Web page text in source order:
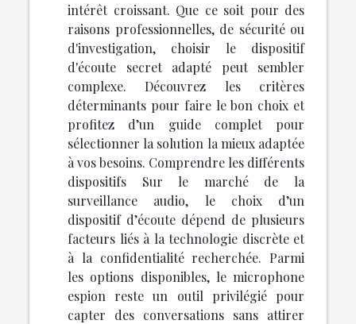
intérêt croissant. Que ce soit pour des
raisons professionnelles, de sécurité ou
d'investigation, choisir le dispositif
d'écoute secret adapté peut sembler
complexe. Découvrez les critères
déterminants pour faire le bon choix et
profitez d’un guide complet pour
sélectionner la solution la mieux adaptée
à vos besoins. Comprendre les différents
dispositifs Sur le marché de la
surveillance audio, le choix d’un
dispositif d’écoute dépend de plusieurs
facteurs liés à la technologie discrète et
à la confidentialité recherchée. Parmi
les options disponibles, le microphone
espion reste un outil privilégié pour
capter des conversations sans attirer